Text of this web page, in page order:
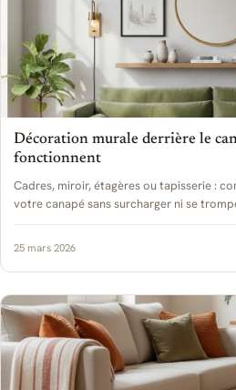
Décoration murale derrière le
fonctionnent
Cadres, miroir, étagères ou tapisserie :
votre canapé sans surcharger ni se
25 mars 2026